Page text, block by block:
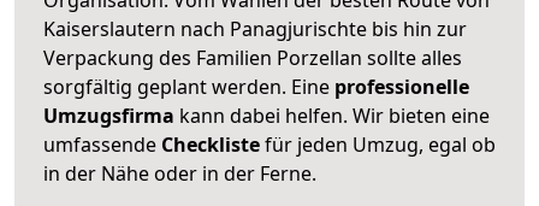
Kaiserslautern nach Panagjurischte bis hin zur
Verpackung des Familien Porzellan sollte alles
sorgfältig geplant werden. Eine professionelle
Umzugsfirma kann dabei helfen. Wir bieten eine
umfassende Checklistefür jeden Umzug, egal ob
in der Nähe oder in der Ferne.